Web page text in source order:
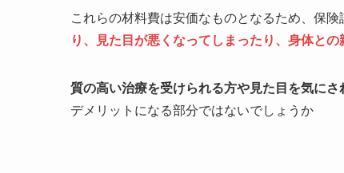
これらの材料費は安価なものとなるため、保
り、見た目が悪くなってしまったり、身体と
質の高い治療を受けられる方や見た目を気に
デメリットになる部分ではないでしょうか